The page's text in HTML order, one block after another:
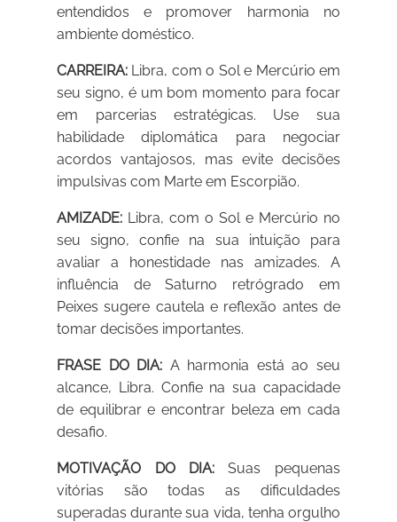
entendidos e promover harmonia no
ambiente doméstico.
CARREIRA: Libra, com o Sol e Mercúrio em
seu signo, é um bom momento para focar
em parcerias estratégicas. Use sua
habilidade diplomática para negociar
acordos vantajosos, mas evite decisões
impulsivas com Marte em Escorpião.
AMIZADE: Libra, com o Sol e Mercúrio no
seu signo, confie na sua intuição para
avaliar a honestidade nas amizades. A
influência de Saturno retrógrado em
Peixes sugere cautela e reflexão antes de
tomar decisões importantes.
FRASE DO DIA: A harmonia está ao seu
alcance, Libra. Confie na sua capacidade
de equilibrar e encontrar beleza em cada
desafio.
MOTIVAÇÃO DO DIA: Suas pequenas
vitórias são todas as dificuldades
superadas durante sua vida, tenha orgulho